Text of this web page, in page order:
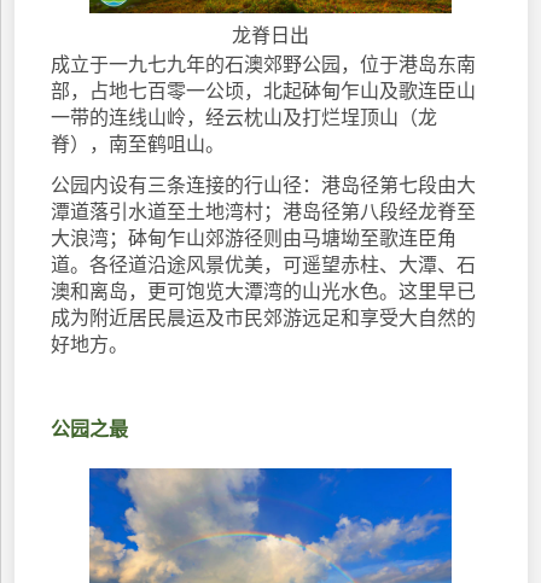
龙脊日出
成立于一九七九年的石澳郊野公园，位于港岛东南
部，占地七百零一公顷，北起砵甸乍山及歌连臣山
一带的连线山岭，经云枕山及打烂埕顶山（龙
脊），南至鹤咀山。
公园内设有三条连接的行山径：港岛径第七段由大
潭道落引水道至土地湾村；港岛径第八段经龙脊至
大浪湾；砵甸乍山郊游径则由马塘坳至歌连臣角
道。各径道沿途风景优美，可遥望赤柱、大潭、石
澳和离岛，更可饱览大潭湾的山光水色。这里早已
成为附近居民晨运及市民郊游远足和享受大自然的
好地方。
公园之最